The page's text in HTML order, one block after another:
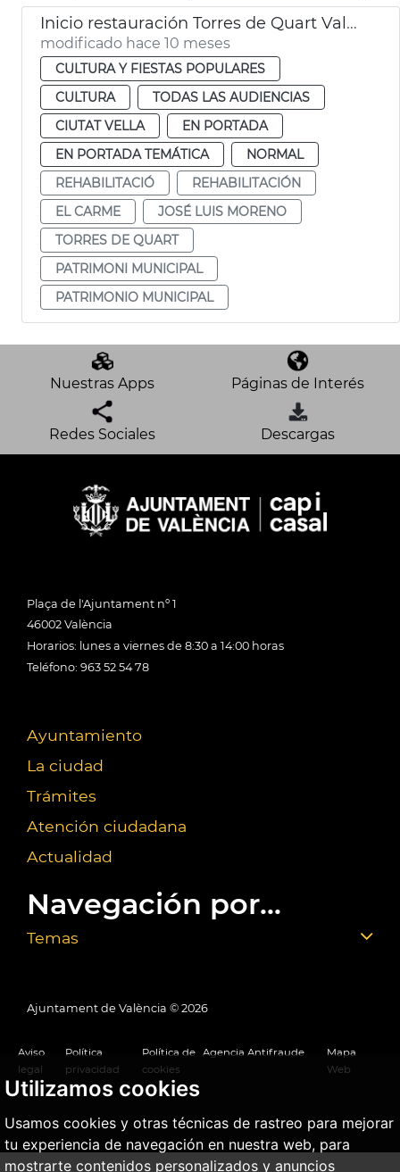
Utilizamos cookies
Usamos cookies y otras técnicas de rastreo para mejorar
tu experiencia de navegación en nuestra web, para
mostrarte contenidos personalizados y anuncios
Inicio restauración Torres de Quart València
modificado hace 10 meses
CULTURA Y FIESTAS POPULARES
CULTURA
TODAS LAS AUDIENCIAS
CIUTAT VELLA
EN PORTADA
EN PORTADA TEMÁTICA
NORMAL
REHABILITACIÓ
REHABILITACIÓN
EL CARME
JOSÉ LUIS MORENO
TORRES DE QUART
PATRIMONI MUNICIPAL
PATRIMONIO MUNICIPAL
Nuestras Apps Páginas de Interés
Redes Sociales Descargas
Plaça de l'Ajuntament nº 1
46002 València
Horarios: lunes a viernes de 8:30 a 14:00 horas
Teléfono: 963 52 54 78
Ayuntamiento
La ciudad
Trámites
Atención ciudadana
Actualidad
Navegación por...
Temas
Ajuntament de València © 2026
Aviso
legal
Política
privacidad
Política de
cookies
Agencia Antifraude
Mapa
Web